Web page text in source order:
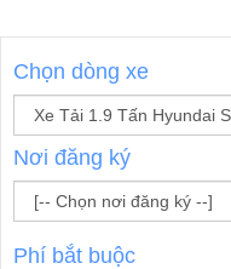
Chọn dòng xe
Nơi đăng ký
Phí bắt buộc